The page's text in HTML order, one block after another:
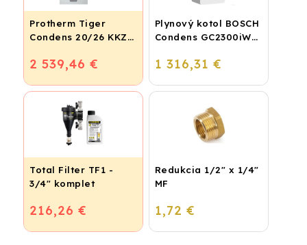
Protherm Tiger
Condens 20/26 KKZ
2 539,46 €
Plynový kotol BOSCH
Condens GC2300iW
kondenzačný
1 316,31 €
Total Filter TF1 -
3/4" komplet
216,26 €
Redukcia 1/2" x 1/4"
MF
1,72 €